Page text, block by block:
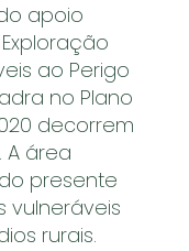
apoio
ao Perigo
no Plano
decorrem
A área
presente
vulneráveis
rurais.